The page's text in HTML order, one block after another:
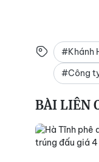
#Khánh
#Công
BÀI LIÊN